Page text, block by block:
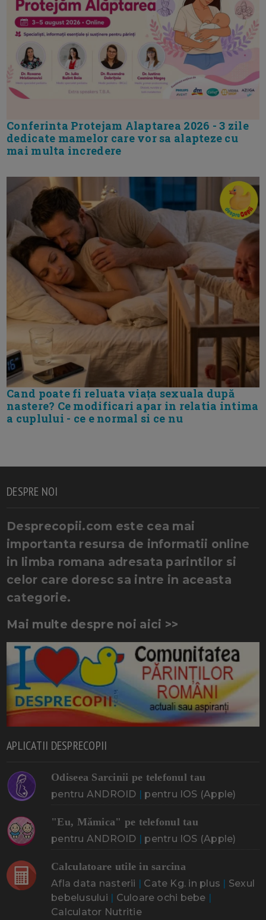
Conferinta Protejam Alaptarea 2026 - 3 zile
dedicate mamelor care vor sa alapteze cu
mai multa incredere
Cand poate fi reluata viața sexuala după
nastere? Ce modificari apar in relatia intima
a cuplului - ce e normal si ce nu
DESPRE NOI
Desprecopii.com este cea mai
importanta resursa de informatii online
in limba romana adresata parintilor si
celor care doresc sa intre in aceasta
categorie.
Mai multe despre noi aici >>
APLICATII DESPRECOPII
Odiseea Sarcinii pe telefonul tau
pentru ANDROID | pentru IOS (Apple)
"Eu, Mămica" pe telefonul tau
pentru ANDROID | pentru IOS (Apple)
Calculatoare utile in sarcina
Afla data nasterii | Cate Kg. in plus | Sexul
bebelusului | Culoare ochi bebe |
Calculator Nutritie